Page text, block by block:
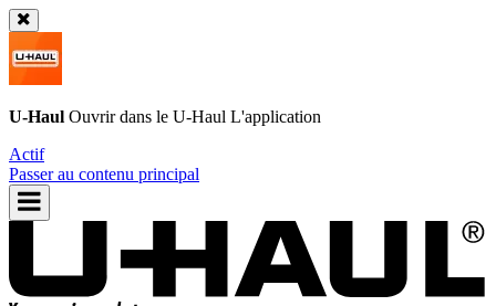
U-Haul Ouvrir dans le U-Haul L'application
Actif
Passer au contenu principal